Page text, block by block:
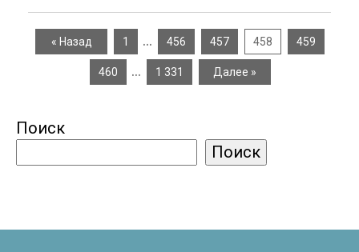
« Назад 1 … 456 457 458 459
460 … 1 331 Далее »
Поиск
Поиск